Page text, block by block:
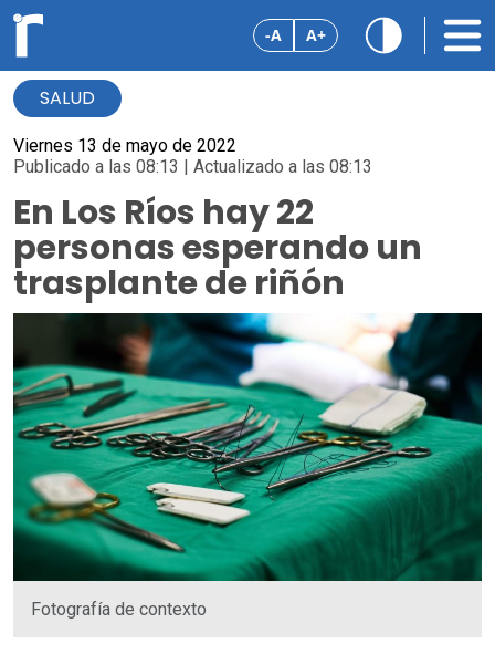
-A A+
SALUD
Viernes 13 de mayo de 2022
Publicado a las 08:13 | Actualizado a las 08:13
En Los Ríos hay 22
personas esperando un
trasplante de riñón
Fotografía de contexto